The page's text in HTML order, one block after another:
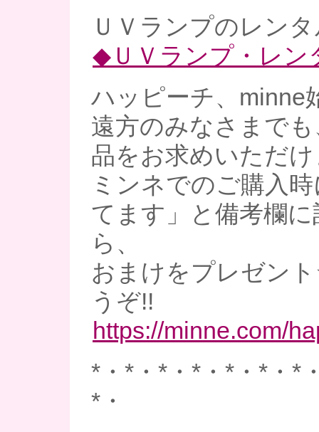
ＵＶランプのレン
◆ＵＶランプ・レ
ハッピーチ、minne
遠方のみなさまで
品をお求めいただ
ミンネでのご購入
てます」と備考欄
ら、
おまけをプレゼン
うぞ!!
https://minne.com/
*・*・*・*・*・*・*
*・